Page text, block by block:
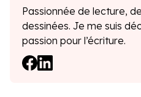
Passionnée de lecture,
dessinées. Je me suis
passion pour l’écriture.